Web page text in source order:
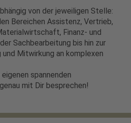
von der jeweiligen Stelle:
Bereichen Assistenz, Vertrieb,
Finanz- und
Sachbearbeitung bis hin zur
Mitwirkung an komplexen
spannenden
mit Dir besprechen!